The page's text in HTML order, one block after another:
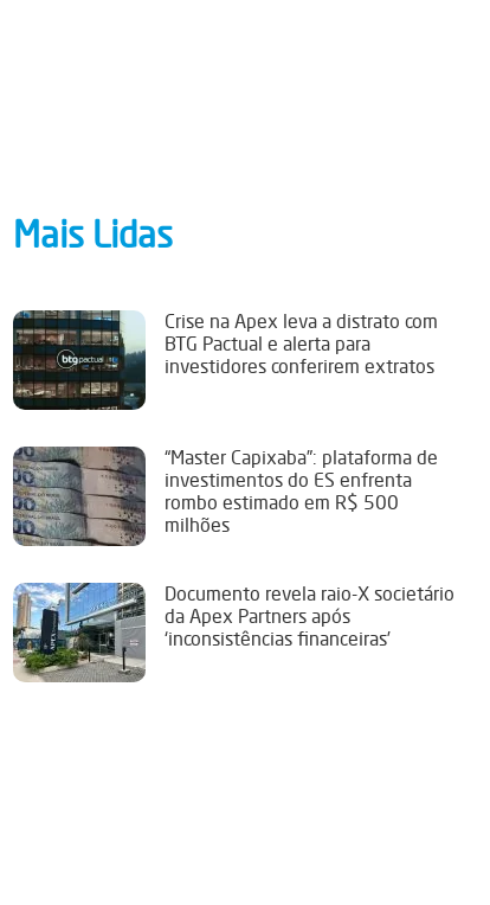
Mais Lidas
Crise na Apex leva a distrato com
BTG Pactual e alerta para
investidores conferirem extratos
“Master Capixaba”: plataforma de
investimentos do ES enfrenta
rombo estimado em R$ 500
milhões
Documento revela raio-X societário
da Apex Partners após
‘inconsistências financeiras’